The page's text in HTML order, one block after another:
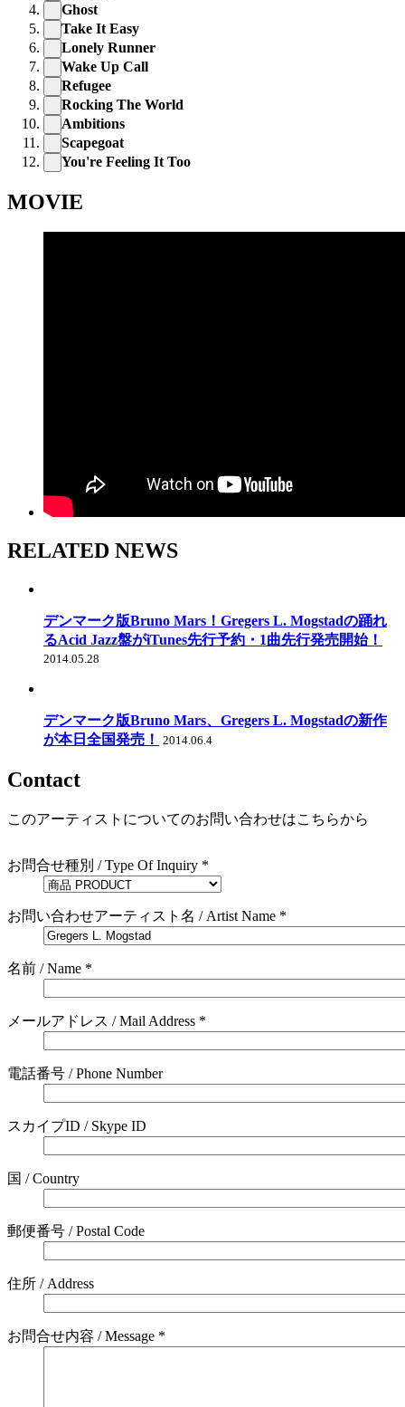
Ghost
Take It Easy
Lonely Runner
Wake Up Call
Refugee
Rocking The World
Ambitions
Scapegoat
You're Feeling It Too
MOVIE
RELATED NEWS
デンマーク版Bruno Mars！Gregers L. Mogstadの踊れ
るAcid Jazz盤がiTunes先行予約・1曲先行発売開始！
2014.05.28
デンマーク版Bruno Mars、Gregers L. Mogstadの新作
が本日全国発売！
2014.06.4
Contact
このアーティストについてのお問い合わせはこちらから
お問合せ種別 / Type Of Inquiry *
お問い合わせアーティスト名 / Artist Name *
名前 / Name *
メールアドレス / Mail Address *
電話番号 / Phone Number
スカイプID / Skype ID
国 / Country
郵便番号 / Postal Code
住所 / Address
お問合せ内容 / Message *